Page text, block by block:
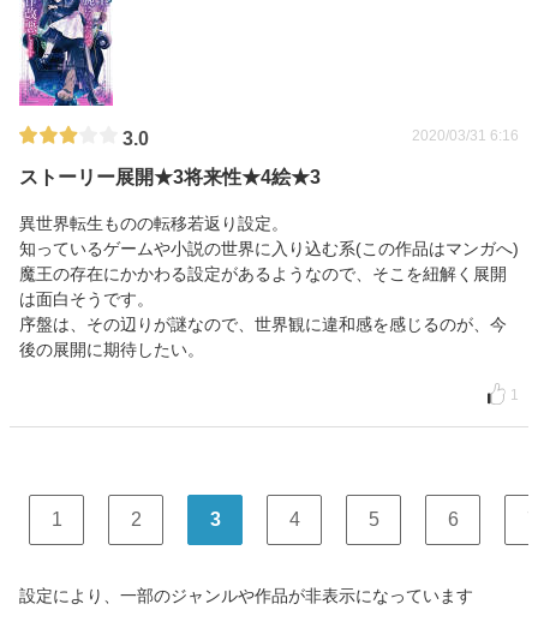
3.0 2020/03/31 6:16
ストーリー展開★3将来性★4絵★3
異世界転生ものの転移若返り設定。
知っているゲームや小説の世界に入り込む系(この作品はマンガへ)
魔王の存在にかかわる設定があるようなので、そこを紐解く展開
は面白そうです。
序盤は、その辺りが謎なので、世界観に違和感を感じるのが、今
後の展開に期待したい。
1
1 2 3 4 5 6 7
設定により、一部のジャンルや作品が非表示になっています